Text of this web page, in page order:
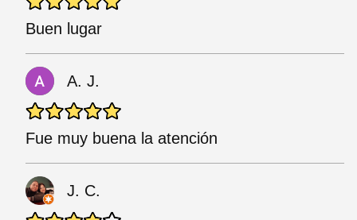
Buen lugar
A. J.
Fue muy buena la atención
J. C.